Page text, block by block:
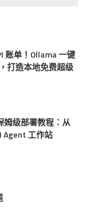
账单！Ollama 一键
打造本地免费超级
姆级部署教程：从
Agent 工作站